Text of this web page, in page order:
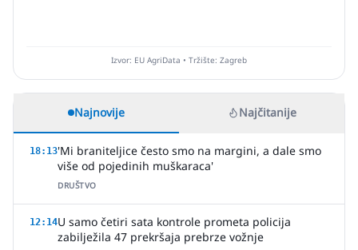
Izvor: EU AgriData • Tržište: Zagreb
Najnovije Najčitanije
18:13'Mi braniteljice često smo na margini, a dale smo
više od pojedinih muškaraca'
DRUŠTVO
12:14U samo četiri sata kontrole prometa policija
zabilježila 47 prekršaja prebrze vožnje